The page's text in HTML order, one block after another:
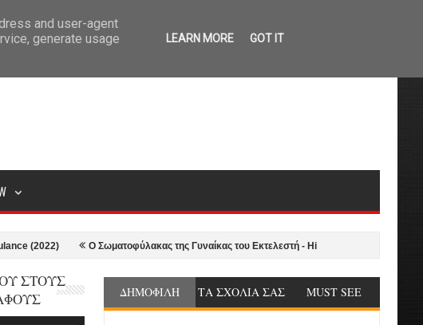
Ο Σωματοφύλακας της Γυναίκας του Εκτελεστή - Hitman's Wife's Bodyguard (2021)
ΔΗΜΟΦΙΛΗ ΤΑ ΣΧΟΛΙΑ ΣΑΣ MUST SEE
ΣΤΟΥΣ
and user-agent
generate usage
LEARN MORE GOT IT